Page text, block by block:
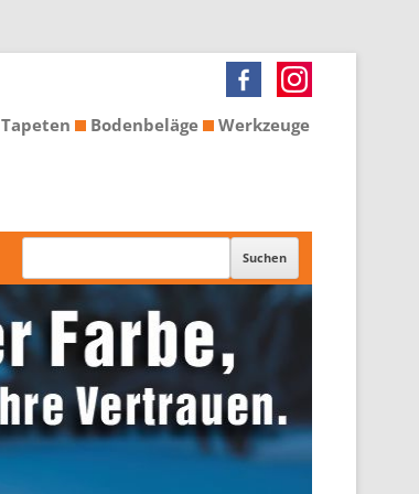
Tapeten Bodenbeläge Werkzeuge